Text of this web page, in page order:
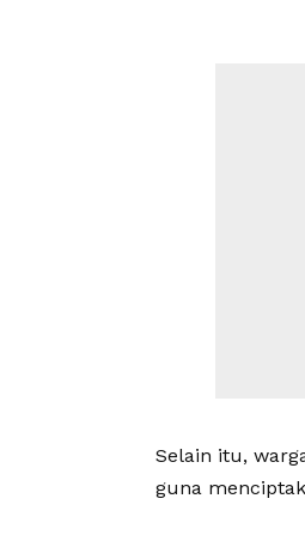
Selain itu,
guna